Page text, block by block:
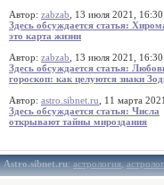
Автор: zabzab , 13 июля 2021, 16:30
Здесь обсуждается статья:
это карта жизни
Автор: zabzab , 13 июля 2021, 16:30
Здесь обсуждается статья:
гороскоп: как целуются знаки
Автор: astro.sibnet.ru , 11 марта
Здесь обсуждается статья: Числа
открывают тайны мироздания
Astro.sibnet.ru:астрология,